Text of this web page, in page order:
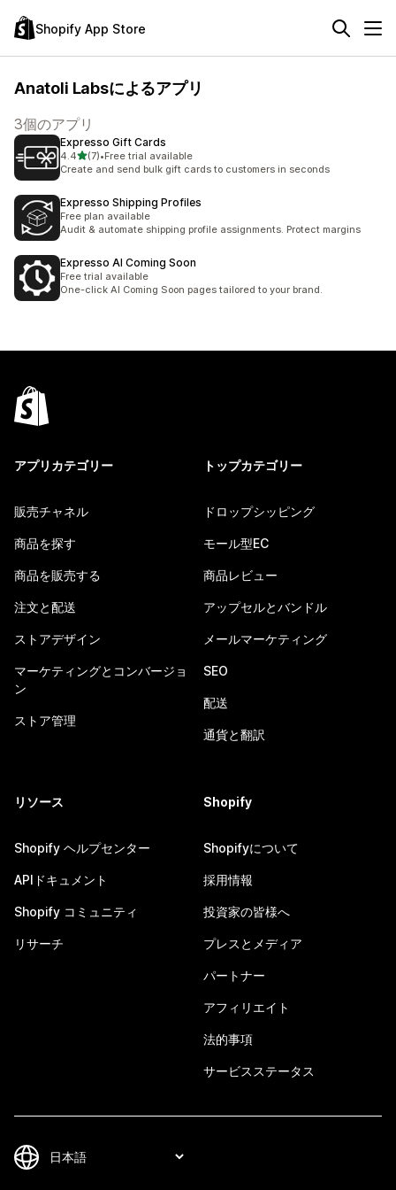
Shopify App Store
Anatoli Labsによるアプリ
3個のアプリ
Expresso Gift Cards
4.45つ星中
(7)
合計レビュー数：7件
•Free trial available
Create and send bulk gift cards to customers in seconds
Expresso Shipping Profiles
Free plan available
Audit & automate shipping profile assignments. Protect margins
Expresso AI Coming Soon
Free trial available
One-click AI Coming Soon pages tailored to your brand.
アプリカテゴリー
販売チャネル
商品を探す
商品を販売する
注文と配送
ストアデザイン
マーケティングとコンバージョ
ン
ストア管理
トップカテゴリー
ドロップシッピング
モール型EC
商品レビュー
アップセルとバンドル
メールマーケティング
SEO
配送
通貨と翻訳
リソース
Shopify ヘルプセンター
APIドキュメント
Shopify コミュニティ
リサーチ
Shopify
Shopifyについて
採用情報
投資家の皆様へ
プレスとメディア
パートナー
アフィリエイト
法的事項
サービスステータス